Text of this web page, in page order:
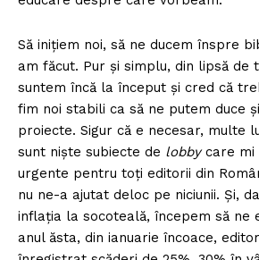
Să inițiem noi, să ne ducem înspre
am făcut. Pur și simplu, din lipsă de
suntem încă la început și cred că
fim noi stabili ca să ne putem duce
proiecte. Sigur că e necesar, multe
sunt niște subiecte de lobbycare mi
urgente pentru toți editorii din
nu ne-a ajutat deloc pe niciunii. Și,
inflația la socoteală, începem să ne
anul ăsta, din ianuarie încoace,